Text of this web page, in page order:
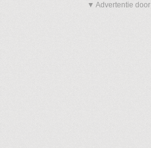
▼ Advertentie